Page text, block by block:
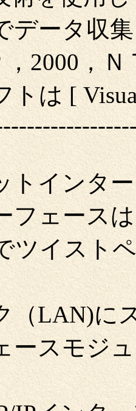
データ収
，2000，
トは [
トインタ
フェース
ツイスト
（LAN)
ースモジ